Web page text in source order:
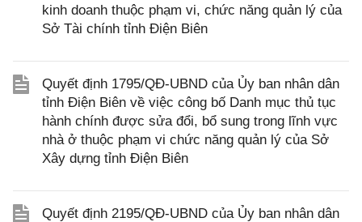
kinh doanh thuộc phạm vi, chức năng quản lý của
Sở Tài chính tỉnh Điện Biên
Quyết định 1795/QĐ-UBND của Ủy ban nhân dân
tỉnh Điện Biên về việc công bố Danh mục thủ tục
hành chính được sửa đổi, bổ sung trong lĩnh vực
nhà ở thuộc phạm vi chức năng quản lý của Sở
Xây dựng tỉnh Điện Biên
Quyết định 2195/QĐ-UBND của Ủy ban nhân dân